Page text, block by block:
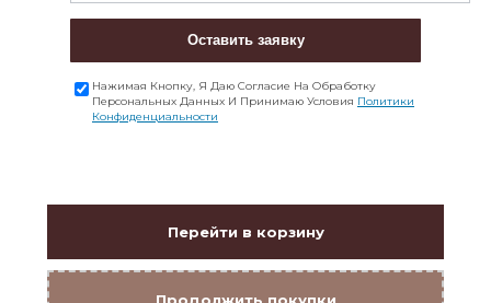
Оставить заявку
Нажимая Кнопку, Я Даю Согласие На Обработку
Персональных Данных И Принимаю Условия Политики
Конфиденциальности
Перейти в корзину